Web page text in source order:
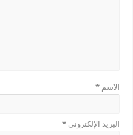
الاسم*
البريد الإلكتروني*